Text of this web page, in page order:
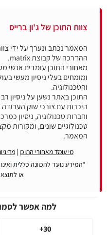
צוות התוכן של ג'ון ברייס
המאמר נכתב ונערך על ידי
מאחורי התוכן עומדים אנשי
ומומחים בעלי ניסיון מעשי
התוכן באתר נשען על ניסיון
היכרות עם צורכי שוק
וחברות טכנולוגיה, ניסיון
טכנולוגיים שונים, ומקורות
המאמר.
מי עומד מאחורי התוכן |
*המידע נועד להכוונה כללית
או
למה אפשר
30+